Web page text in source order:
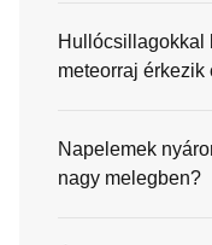
Hullócsillagokkal
meteorraj érkezik
Napelemek
nagy melegben?